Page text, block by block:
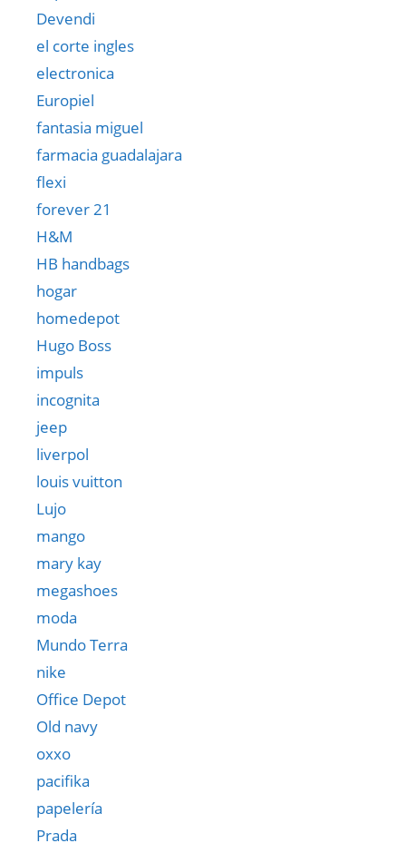
Devendi
el corte ingles
electronica
Europiel
fantasia miguel
farmacia guadalajara
flexi
forever 21
H&M
HB handbags
hogar
homedepot
Hugo Boss
impuls
incognita
jeep
liverpol
louis vuitton
Lujo
mango
mary kay
megashoes
moda
Mundo Terra
nike
Office Depot
Old navy
oxxo
pacifika
papelería
Prada